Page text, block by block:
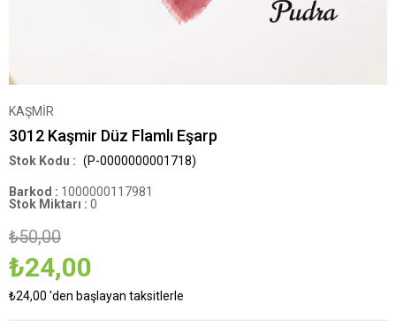
KAŞMİR
3012 Kaşmir Düz Flamlı Eşarp
(P-0000000001718)
Barkod : 1000000117981
Stok Miktarı : 0
₺50,00
₺24,00
₺24,00 'den başlayan taksitlerle